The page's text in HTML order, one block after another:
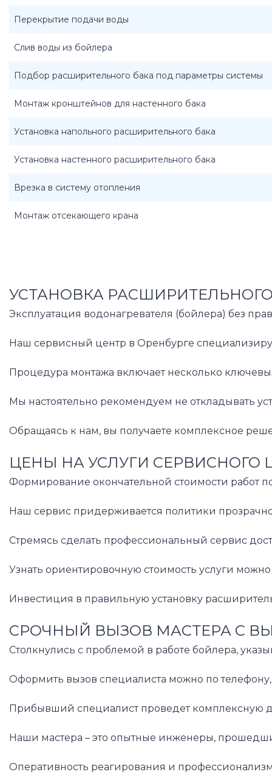
Перекрытие подачи воды
Слив воды из бойлера
Подбор расширительного бака под параметры системы
Монтаж кронштейнов для настенного бака
Установка напольного расширительного бака
Установка настенного расширительного бака
Врезка в систему отопления
Монтаж отсекающего крана
УСТАНОВКА
Эксплуатация водонагревателя (бойлера) без
Наш сервисный центр в Оренбурге
Процедура монтажа включает несколько
Мы настоятельно рекомендуем не откладывать
Обращаясь к нам, вы получаете комплексное
ЦЕНЫ НА УСЛУГИ СЕРВИСНОГО
Формирование окончательной стоимости работ
Наш сервис придерживается политики
Стремясь сделать профессиональный сервис
Узнать ориентировочную стоимость услуги
Инвестиция в правильную установку
СРОЧНЫЙ ВЫЗОВ МАСТЕРА С
Столкнулись с проблемой в работе бойлера,
Оформить вызов специалиста можно по
Прибывший специалист проведет комплексную
Наши мастера – это опытные инженеры,
Оперативность реагирования и